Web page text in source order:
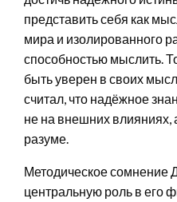
представить себя как
мира и изолированного
способностью мыслить.
быть уверен в своих
считал, что надёжное
не на внешних влияниях,
разуме.
Методическое сомнение
центральную роль в его